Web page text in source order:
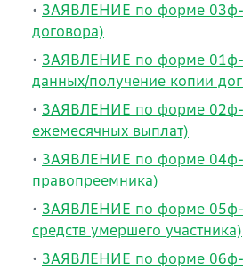
• ЗАЯВЛЕНИЕ по форме
договора)
• ЗАЯВЛЕНИЕ по форме
данных/получение копии
• ЗАЯВЛЕНИЕ по форме 02ф-
ежемесячных выплат)
• ЗАЯВЛЕНИЕ по форме 04ф-
правопреемника)
• ЗАЯВЛЕНИЕ по форме
средств умершего участника)
• ЗАЯВЛЕНИЕ по форме